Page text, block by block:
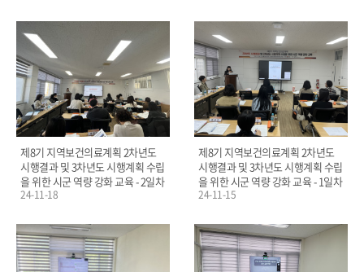
제8기 지역보건의료계획 2차년도
시행결과 및 3차년도 시행계획 수립
을 위한 시군 역량 강화 교육 - 2일차
24-11-18
제8기 지역보건의료계획 2차년도
시행결과 및 3차년도 시행계획 수립
을 위한 시군 역량 강화 교육 - 1일차
24-11-15